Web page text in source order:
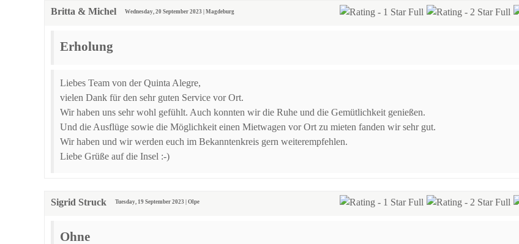
Britta & Michel Wednesday, 20 September 2023 | Magdeburg
Erholung
Liebes Team von der Quinta Alegre,
vielen Dank für den sehr guten Service vor Ort.
Wir haben uns sehr wohl gefühlt. Auch konnten wir die Ruhe und die Gemütlichkeit genießen.
Und die Ausflüge sowie die Möglichkeit einen Mietwagen vor Ort zu mieten fanden wir sehr gut.
Wir haben und wir werden euch im Bekanntenkreis gern weiterempfehlen.
Liebe Grüße auf die Insel :-)
Sigrid Struck Tuesday, 19 September 2023 | Olpe
Ohne